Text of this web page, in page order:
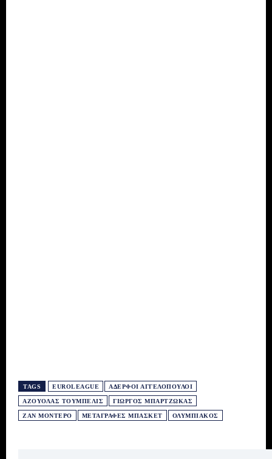
TAGS EUROLEAGUE ΑΔΕΡΦΟΊ ΑΓΓΕΛΌΠΟΥΛΟΙ
ΑΖΟΥΌΛΑΣ ΤΟΥΜΠΈΛΙΣ ΓΙΏΡΓΟΣ ΜΠΑΡΤΖΏΚΑΣ
ΖΑΝ ΜΟΝΤΈΡΟ ΜΕΤΑΓΡΑΦΈΣ ΜΠΆΣΚΕΤ ΟΛΥΜΠΙΑΚΌΣ